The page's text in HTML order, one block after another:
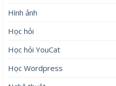
Hình ảnh
Học hỏi
Học hỏi YouCat
Học Wordpress